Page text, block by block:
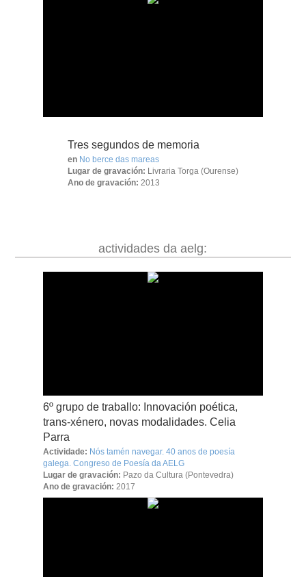
Tres segundos de memoria
en No berce das mareas
Lugar de gravación: Livraria Torga (Ourense)
Ano de gravación: 2013
actividades da aelg:
6º grupo de traballo: Innovación poética,
trans-xénero, novas modalidades. Celia
Parra
Actividade: Nós tamén navegar. 40 anos de poesía
galega. Congreso de Poesía da AELG
Lugar de gravación: Pazo da Cultura (Pontevedra)
Ano de gravación: 2017